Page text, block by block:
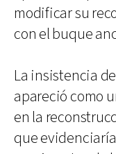
modificar su
con el buque
La insistencia
apareció como
en la
que